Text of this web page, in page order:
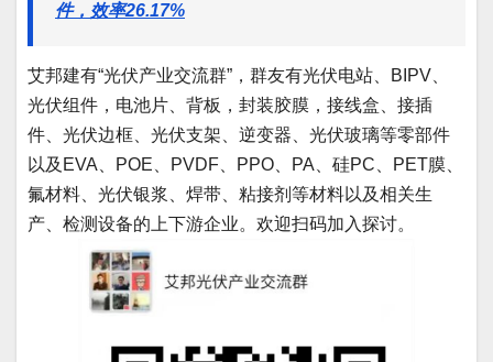
件，效率26.17%
艾邦建有“光伏产业交流群”，群友有光伏电站、BIPV、
光伏组件，电池片、背板，封装胶膜，接线盒、接插
件、光伏边框、光伏支架、逆变器、光伏玻璃等零部件
以及EVA、POE、PVDF、PPO、PA、硅PC、PET膜、
氟材料、光伏银浆、焊带、粘接剂等材料以及相关生
产、检测设备的上下游企业。欢迎扫码加入探讨。